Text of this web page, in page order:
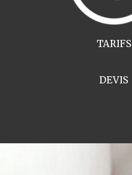
TARIFS
DEVIS